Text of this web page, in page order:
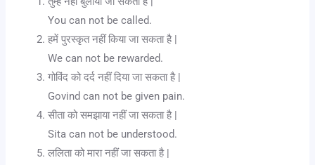
You can not be called.
हमें पुरस्कृत नहीं किया जा सकता है |
We can not be rewarded.
गोविंद को दर्द नहीं दिया जा सकता है |
Govind can not be given pain.
सीता को समझाया नहीं जा सकता है |
Sita can not be understood.
ललिता को मारा नहीं जा सकता है |